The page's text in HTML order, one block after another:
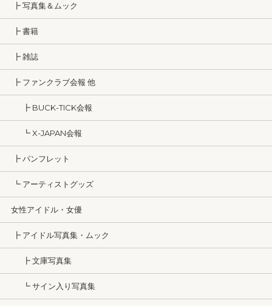
┣ 写真集＆ムック
┣ 書籍
┣ 雑誌
┣ ファンクラブ会報 他
┣ BUCK-TICK会報
┗ X-JAPAN会報
┣ パンフレット
┗ アーティストグッズ
女性アイドル・女優
┣ アイドル写真集・ムック
┣ 文庫写真集
┗ サイン入り写真集